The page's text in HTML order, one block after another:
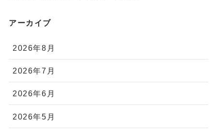
アーカイブ
2026年8月
2026年7月
2026年6月
2026年5月